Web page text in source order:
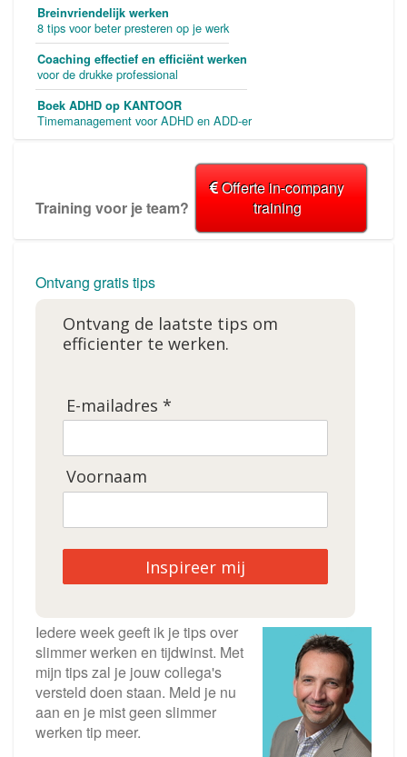
Breinvriendelijk werken
8 tips voor beter presteren op je werk
Coaching effectief en efficiënt werken
voor de drukke professional
Boek ADHD op KANTOOR
Timemanagement voor ADHD en ADD-er
Training voor je team?
Offerte in-company
training
Ontvang gratis tips
Ontvang de laatste tips om
efficienter te werken.
E-mailadres *
Voornaam
Inspireer mij
Iedere week geeft ik je tips over
slimmer werken en tijdwinst. Met
mijn tips zal je jouw collega's
versteld doen staan. Meld je nu
aan en je mist geen slimmer
werken tip meer.